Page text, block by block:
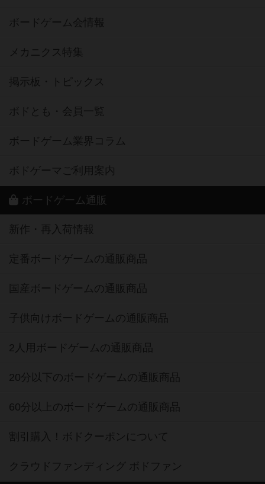
ボードゲーム会情報
メカニクス特集
掲示板・トピックス
ボドとも・会員一覧
ボードゲーム業界コラム
ボドゲーマご利用案内
ボードゲーム通販
新作・再入荷情報
定番ボードゲームの通販商品
国産ボードゲームの通販商品
子供向けボードゲームの通販商品
2人用ボードゲームの通販商品
20分以下のボードゲームの通販商品
60分以上のボードゲームの通販商品
割引購入！ボドクーポンについて
クラウドファンディング ボドファン